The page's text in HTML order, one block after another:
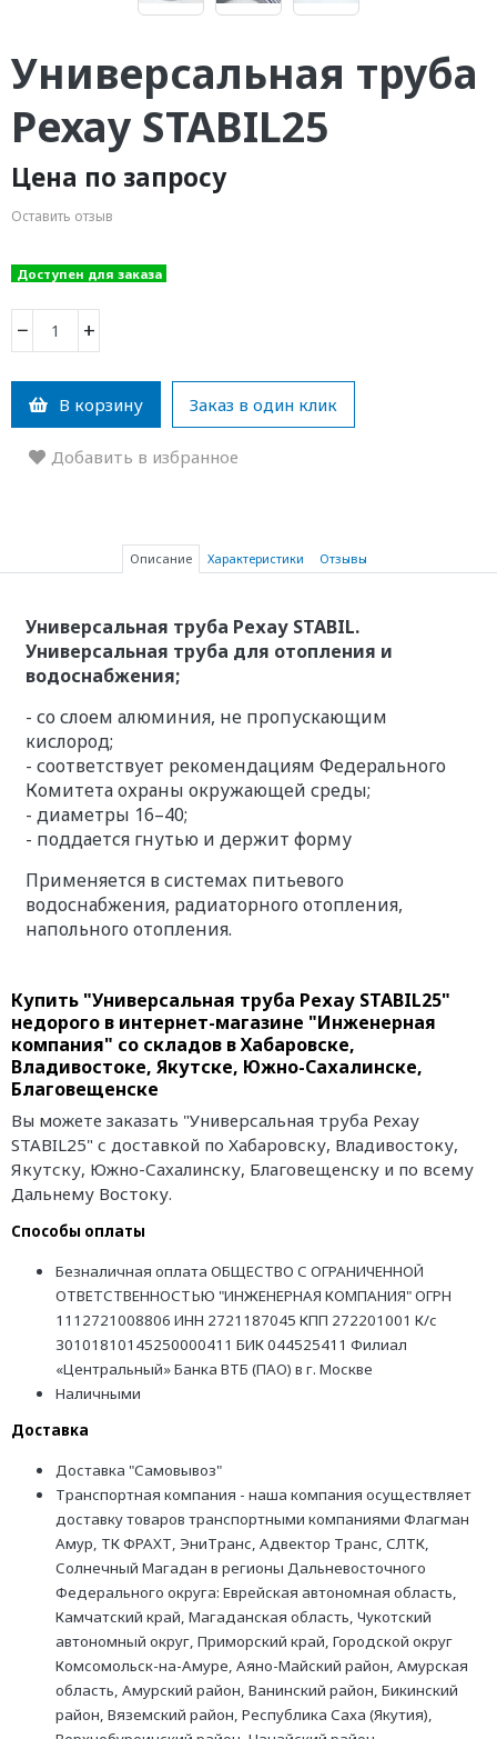
Универсальная труба
Рехау STABIL25
Цена по запросу
Оставить отзыв
Доступен для заказа
− +
В корзину Заказ в один клик
Добавить в избранное
Описание Характеристики Отзывы
Универсальная труба Рехау STABIL.
Универсальная труба для отопления и
водоснабжения;
- со слоем алюминия, не пропускающим
кислород;
- соответствует рекомендациям Федерального
Комитета охраны окружающей среды;
- диаметры 16–40;
- поддается гнутью и держит форму
Применяется в системах питьевого
водоснабжения, радиаторного отопления,
напольного отопления.
Купить "Универсальная труба Рехау STABIL25"
недорого в интернет-магазине "Инженерная
компания" со складов в Хабаровске,
Владивостоке, Якутске, Южно-Сахалинске,
Благовещенске
Вы можете заказать "Универсальная труба Рехау
STABIL25" с доставкой по Хабаровску, Владивостоку,
Якутску, Южно-Сахалинску, Благовещенску и по всему
Дальнему Востоку.
Способы оплаты
Безналичная оплата ОБЩЕСТВО С ОГРАНИЧЕННОЙ
ОТВЕТСТВЕННОСТЬЮ "ИНЖЕНЕРНАЯ КОМПАНИЯ" ОГРН
1112721008806 ИНН 2721187045 КПП 272201001 К/с
30101810145250000411 БИК 044525411 Филиал
«Центральный» Банка ВТБ (ПАО) в г. Москве
Наличными
Доставка
Доставка "Самовывоз"
Транспортная компания - наша компания осуществляет
доставку товаров транспортными компаниями Флагман
Амур, ТК ФРАХТ, ЭниТранс, Адвектор Транс, СЛТК,
Солнечный Магадан в регионы Дальневосточного
Федерального округа: Еврейская автономная область,
Камчатский край, Магаданская область, Чукотский
автономный округ, Приморский край, Городской округ
Комсомольск-на-Амуре, Аяно-Майский район, Амурская
область, Амурский район, Ванинский район, Бикинский
район, Вяземский район, Республика Саха (Якутия),